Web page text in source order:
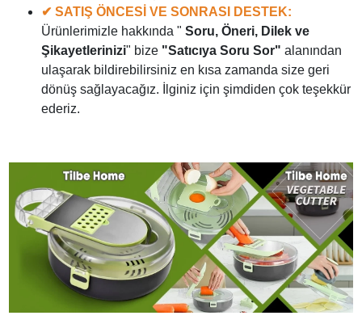
✔ SATIŞ ÖNCESİ VE SONRASI DESTEK:
Ürünlerimizle hakkında " Soru, Öneri, Dilek ve
Şikayetlerinizi" bize "Satıcıya Soru Sor" alanından
ulaşarak bildirebilirsiniz en kısa zamanda size geri
dönüş sağlayacağız. İlginiz için şimdiden çok teşekkür
ederiz.